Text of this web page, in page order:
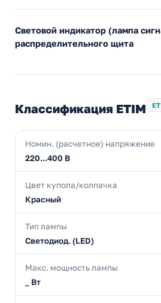
Световой индикатор (лампа
распределительного щита
Классификация ETIM
Номин. (расчетное) напряжение
220...400 В
Цвет купола/колпачка
Красный
Тип лампы
Светодиод. (LED)
Макс. мощность лампы
_ Вт